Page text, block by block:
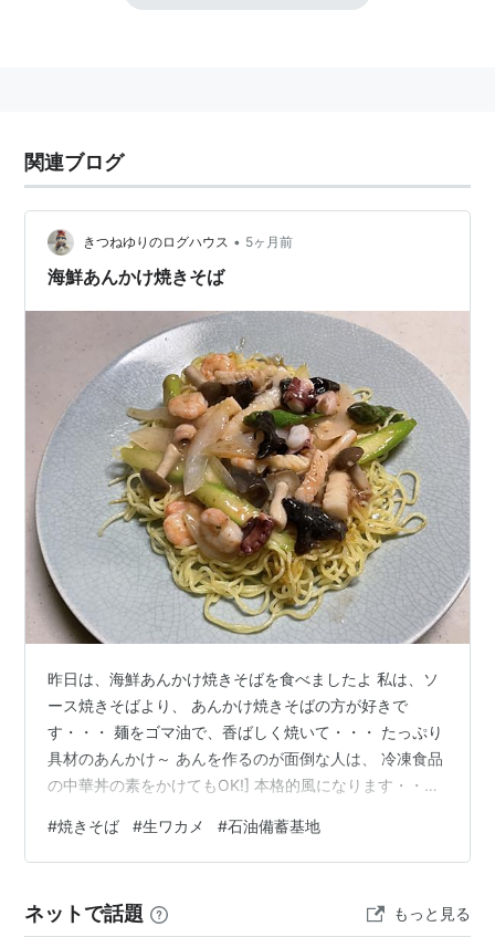
苫小牧東部国家石油備蓄基地
志布志国家石油備蓄基地
久慈国家石油備蓄基地
菊間国家石油備蓄基地
串木野国家石油備蓄基地
関連ブログ
きつねゆりのログハウス • 5ヶ月前
海鮮あんかけ焼きそば
昨日は、海鮮あんかけ焼きそばを食べましたよ 私は、ソ
ース焼きそばより、 あんかけ焼きそばの方が好きで
す・・・ 麺をゴマ油で、香ばしく焼いて・・・ たっぷり
具材のあんかけ～ あんを作るのが面倒な人は、 冷凍食品
の中華丼の素をかけてもOK!] 本格的風になります・・・
は・・・ ゆで玉子を袋にいれてソースをまぶして置
く・・・ 美味しい味付け玉子の出来上がり・・・ 生ワカ
メのサラダとわかめスープ （サラダは、人参と新玉ね
#焼きそば #生ワカメ #石油備蓄基地
ネットで話題 もっと見る